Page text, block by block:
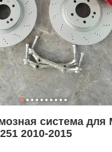
система для
2010-2015